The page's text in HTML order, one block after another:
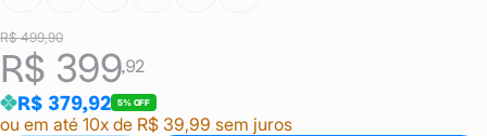
R$ 499,90
R$ 399,92
R$ 379,92 5% OFF
ou em até 10x de R$ 39,99 sem juros